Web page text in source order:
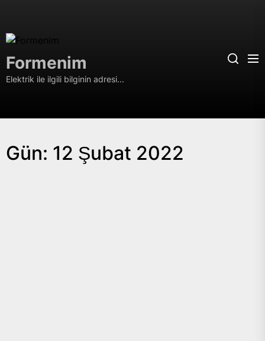
the
Formenim
Elektrik ile ilgili bilginin adresi...
Gün: 12 Şubat 2022